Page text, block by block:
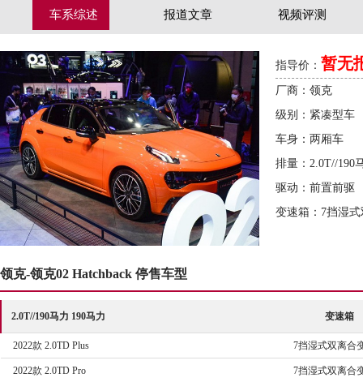
车系综述 报道文章 视频评测
指导价： 暂无
厂商：领克
级别：紧凑型车
车身：两厢车
排量：2.0T//190
驱动：前置前驱
变速箱：7挡湿
领克-领克02 Hatchback 停售车型
2.0T//190马力 190马力 变速箱
2022款 2.0TD Plus 7挡湿式双离合
2022款 2.0TD Pro 7挡湿式双离合